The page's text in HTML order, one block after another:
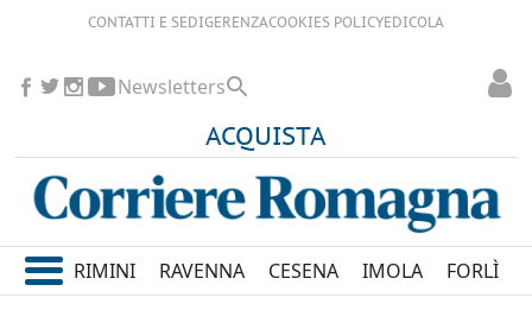
CONTATTI E SEDIGERENZACOOKIES POLICYEDICOLA
ACQUISTA
Newsletters
RIMINI RAVENNA CESENA IMOLA FORLÌ